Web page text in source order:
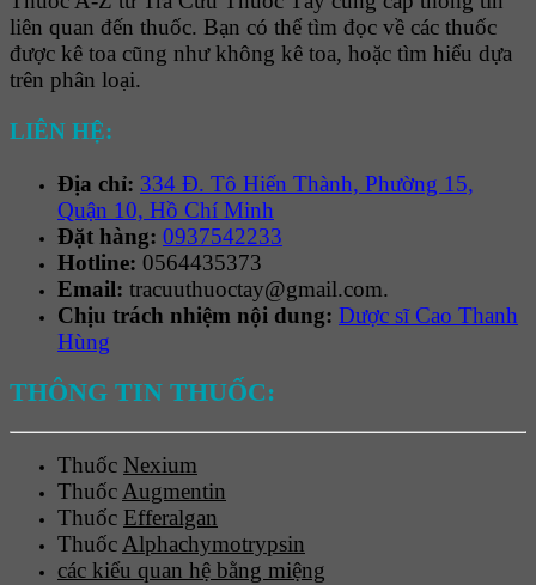
liên quan đến thuốc. Bạn có thể tìm đọc về các thuốc
được kê toa cũng như không kê toa, hoặc tìm hiểu dựa
trên phân loại.
LIÊN HỆ:
Địa chỉ: 334 Đ. Tô Hiến Thành, Phường 15,
Quận 10, Hồ Chí Minh
Đặt hàng: 0937542233
Hotline: 0564435373
Email: tracuuthuoctay@gmail.com.
Chịu trách nhiệm nội dung: Dược sĩ Cao Thanh
Hùng
THÔNG TIN THUỐC:
Thuốc Nexium
Thuốc Augmentin
Thuốc Efferalgan
Thuốc Alphachymotrypsin
các kiểu quan hệ bằng miệng